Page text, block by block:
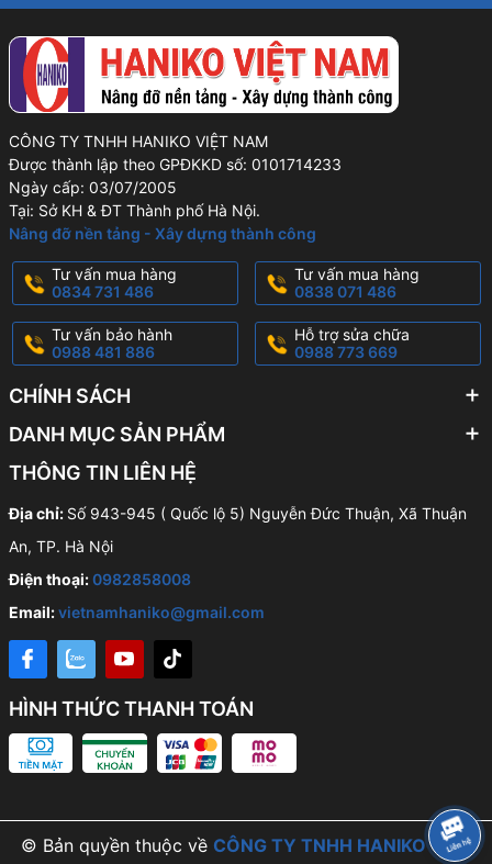
CÔNG TY TNHH HANIKO VIỆT NAM
Được thành lập theo GPĐKKD số: 0101714233
Ngày cấp: 03/07/2005
Tại: Sở KH & ĐT Thành phố Hà Nội.
Nâng đỡ nền tảng - Xây dựng thành công
Tư vấn mua hàng
0834 731 486
Tư vấn mua hàng
0838 071 486
Tư vấn bảo hành
0988 481 886
Hỗ trợ sửa chữa
0988 773 669
CHÍNH SÁCH
DANH MỤC SẢN PHẨM
THÔNG TIN LIÊN HỆ
Địa chỉ: Số 943-945 ( Quốc lộ 5) Nguyễn Đức Thuận, Xã Thuận
An, TP. Hà Nội
Điện thoại:0982858008
Email:vietnamhaniko@gmail.com
HÌNH THỨC THANH TOÁN
© Bản quyền thuộc về CÔNG TY TNHH HANIKO VIỆT